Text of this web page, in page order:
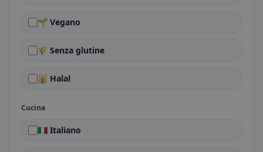
🌱 Vegano
🌾 Senza glutine
🕌 Halal
Cucina
🇮🇹 Italiano